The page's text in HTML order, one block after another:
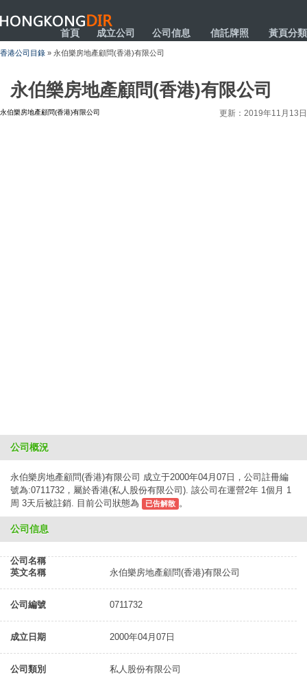
HONGKONGDIR
首頁 成立公司 公司信息 信託牌照 黃頁分類
香港公司目錄 » 永伯樂房地產顧問(香港)有限公司
永伯樂房地產顧問(香港)有限公司
永伯樂房地產顧問(香港)有限公司 更新：2019年11月13日
公司概況
永伯樂房地產顧問(香港)有限公司 成立于2000年04月07日，公司註冊編
號為:0711732，屬於香港(私人股份有限公司). 該公司在運營2年 1個月 1
周 3天后被註銷. 目前公司狀態為
已告解散 。
公司信息
公司名稱
英文名稱
永伯樂房地產顧問(香港)有限公司
公司編號 0711732
成立日期 2000年04月07日
公司類別 私人股份有限公司